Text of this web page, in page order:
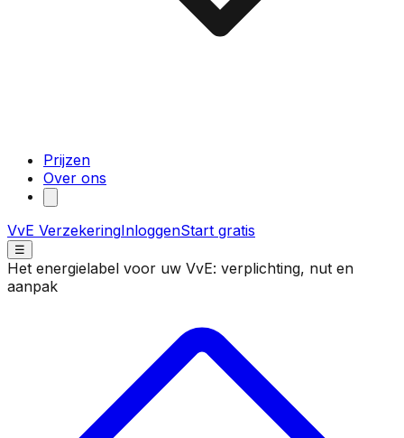
Prijzen
Over ons
VvE VerzekeringInloggenStart gratis
☰
Het energielabel voor uw VvE: verplichting, nut en
aanpak